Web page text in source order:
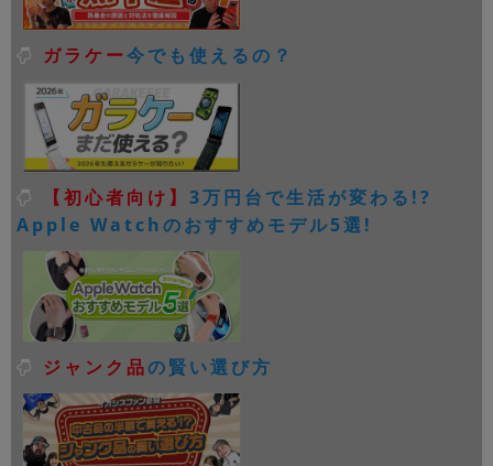
ガラケー今でも使えるの？
【初心者向け】 3万円台で生活が変わる!?
Apple Watchのおすすめモデル5選!
ジャンク品の賢い選び方